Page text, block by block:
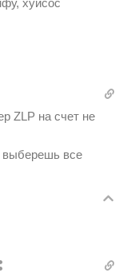
хуисос
ZLP на счет не
выберешь все